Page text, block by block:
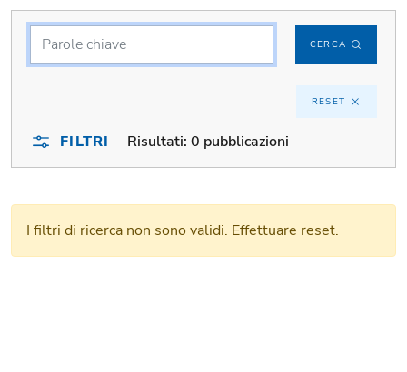
CERCA
RESET
FILTRI Risultati:0 pubblicazioni
I filtri di ricerca non sono validi. Effettuare reset.